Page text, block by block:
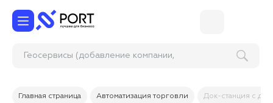
Геосервисы (добавление компании,
Главная страница Автоматизация торговли Док-станция с